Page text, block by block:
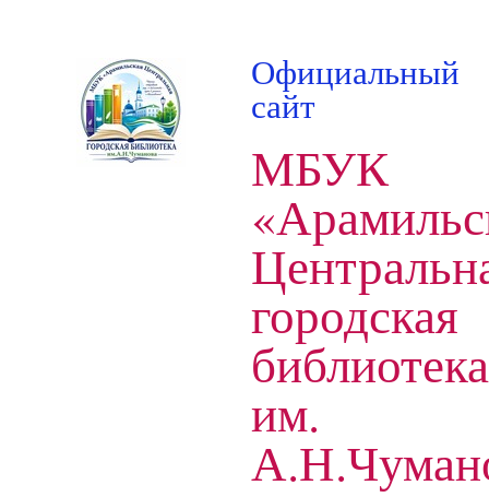
Официальный
сайт
МБУК
городская
библиотека
им.